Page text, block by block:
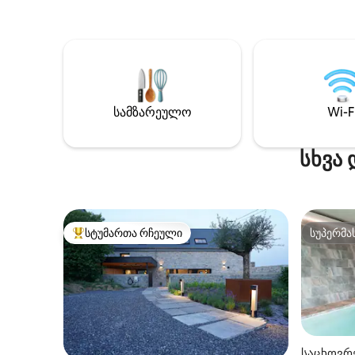
სიმაღლეზე, 10 წუთის სავალზე
მაღაზიებიდან, ნამურსა და დანდობას
შორის. Აღმოაჩინეთ ტყე რესტორანში
7Meuses, 15 წუთის სავალზე ტყეში, 1des
დასასვენებელი გასეირნება
სამზარეულო Wi-
სხვა
სტუმართა რჩეული მოწინავე ვარიანტი
სტუმართა რჩეული